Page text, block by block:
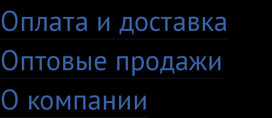
Оплата и доставка
Оптовые продажи
О компании